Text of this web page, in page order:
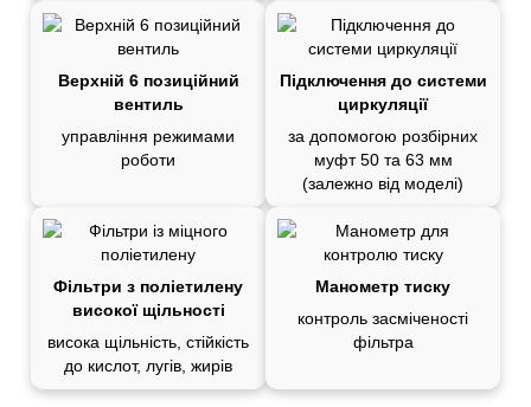
Верхній 6 позиційний
вентиль
управління режимами
роботи
Підключення до системи
циркуляції
за допомогою розбірних
муфт 50 та 63 мм
(залежно від моделі)
Фільтри з поліетилену
високої щільності
висока щільність, стійкість
до кислот, лугів, жирів
Манометр тиску
контроль засміченості
фільтра